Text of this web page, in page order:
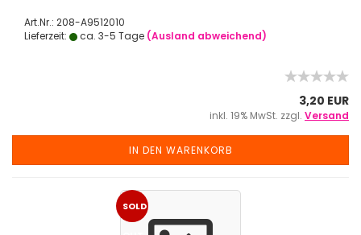
Art.Nr.: 208-A9512010
Lieferzeit:
ca. 3-5 Tage (Ausland abweichend)
3,20 EUR
inkl. 19% MwSt. zzgl. Versand
IN DEN WARENKORB
SOLD